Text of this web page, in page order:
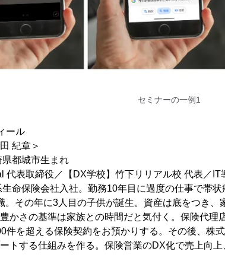
セミナーの一例1
ール
紀章＞
都城市生まれ
代表取締役／【DX学校】竹下リリアル校 代表／IT
命保険会社入社。勤務10年目に過度の仕事で帯
。その年に3人目の子供が誕生。資産は底をつき
かさの基準は家族との時間だと気付く。保険代理
件を超える保険契約をお預かりする。その後、株
トする仕組みを作る。保険営業のDX化で売上向上